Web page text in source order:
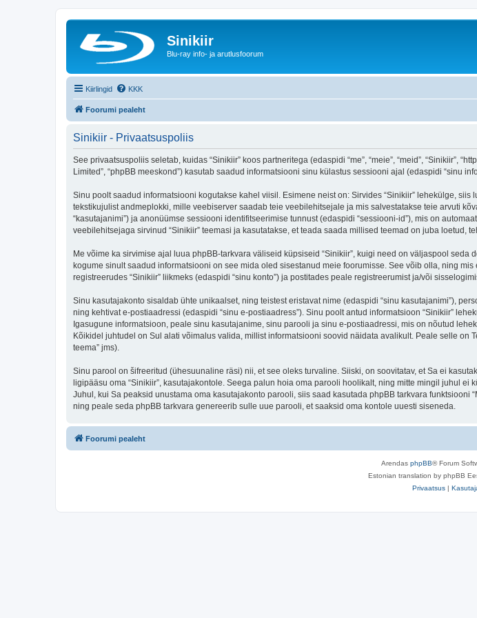
Sinikiir
Blu-ray info- ja arutlusfoorum
Kiirlingid KKK
Foorumi pealeht
Sinikiir - Privaatsuspoliis
See privaatsuspoliis seletab, kuidas “Sinikiir” koos partneritega (edaspidi “me”, “meie”, “meid”, “Sinikiir”,
Limited”, “phpBB meeskond”) kasutab saadud informatsiooni sinu külastus sessiooni ajal (edaspidi “sinu
Sinu poolt saadud informatsiooni kogutakse kahel viisil. Esimene neist on: Sirvides “Sinikiir” lehekülge,
tekstikujulist andmeplokki, mille veebiserver saadab teie veebilehitsejale ja mis salvestatakse teie arvuti
“kasutajanimi”) ja anonüümse sessiooni identifitseerimise tunnust (edaspidi “sessiooni-id”), mis on
veebilehitsejaga sirvinud “Sinikiir” teemasi ja kasutatakse, et teada saada millised teemad on juba loetud,
Me võime ka sirvimise ajal luua phpBB-tarkvara väliseid küpsiseid “Sinikiir”, kuigi need on väljaspool
kogume sinult saadud informatsiooni on see mida oled sisestanud meie foorumisse. See võib olla, ning
registreerudes “Sinikiir” liikmeks (edaspidi “sinu konto”) ja postitades peale registreerumist ja/või
Sinu kasutajakonto sisaldab ühte unikaalset, ning teistest eristavat nime (edaspidi “sinu kasutajanimi”),
ning kehtivat e-postiaadressi (edaspidi “sinu e-postiaadress”). Sinu poolt antud informatsioon “Sinikiir”
Igasugune informatsioon, peale sinu kasutajanime, sinu parooli ja sinu e-postiaadressi, mis on nõutud
Kõikidel juhtudel on Sul alati võimalus valida, millist informatsiooni soovid näidata avalikult. Peale selle
teema” jms).
Sinu parool on šifreeritud (ühesuunaline räsi) nii, et see oleks turvaline. Siiski, on soovitatav, et Sa ei
ligipääsu oma “Sinikiir”, kasutajakontole. Seega palun hoia oma parooli hoolikalt, ning mitte mingil juhul ei
Juhul, kui Sa peaksid unustama oma kasutajakonto parooli, siis saad kasutada phpBB tarkvara
ning peale seda phpBB tarkvara genereerib sulle uue parooli, et saaksid oma kontole uuesti siseneda.
Foorumi pealeht
Arendas phpBB® Forum
Estonian translation by phpBB
Privaatsus |